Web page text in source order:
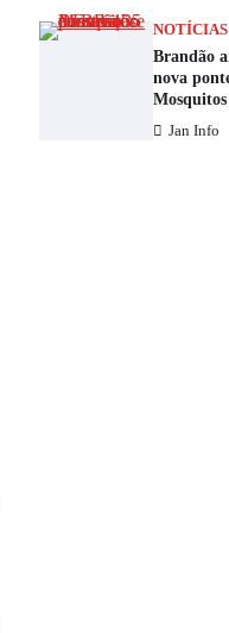
NOTÍCIAS
Brandão
nova
Jan Info